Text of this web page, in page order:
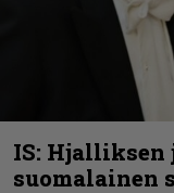
IS: Hjalliksen
suomalainen